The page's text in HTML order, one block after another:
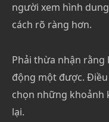
người xem hình
cách rõ ràng hơn.
Phải thừa nhận
động một được.
chọn những khoảnh
lại.